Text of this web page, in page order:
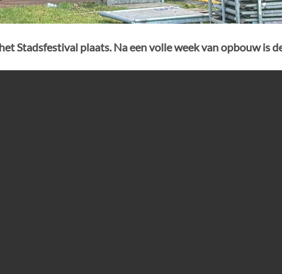
Stadsfestival plaats. Na een volle week van opbouw is